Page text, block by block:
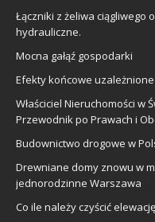
Łączniki z żeliwa ciągliwego
hydrauliczne.
Mocna gałąź gospodarki
Efekty końcowe uzależnione
Właściciel Nieruchomości w
Przewodnik po Prawach i
Budownictwo drogowe w
Drewniane domy znowu w
jednorodzinne Warszawa
Co ile należy czyścić